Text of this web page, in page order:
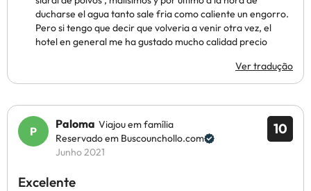
ducharse el agua tanto sale fria como caliente un engorro.
Pero si tengo que decir que volveria a venir otra vez, el
hotel en general me ha gustado mucho calidad precio
Ver tradução
10
Paloma Viajou em família
Reservado em Buscounchollo.com
Junho 2021
Excelente